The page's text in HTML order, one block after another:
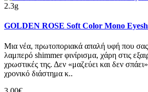
2.3g
GOLDEN ROSE Soft Color Mono
Μια νέα, πρωτοποριακά απαλή υφή που σας
λαμπερό shimmer φινίρισμα, χάρη στις
χρωστικές της. Δεν «μαζεύει και δεν
χρονικό διάστημα κ..